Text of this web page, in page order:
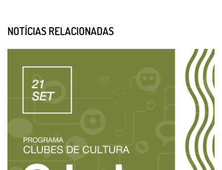
NOTÍCIAS RELACIONADAS